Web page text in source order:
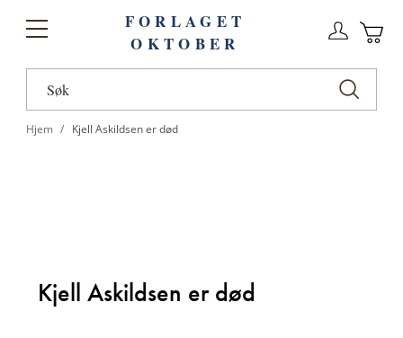
Toggle
FORLAGET
OKTOBER
Hjem Kjell Askildsen er død
Kjell Askildsen er død